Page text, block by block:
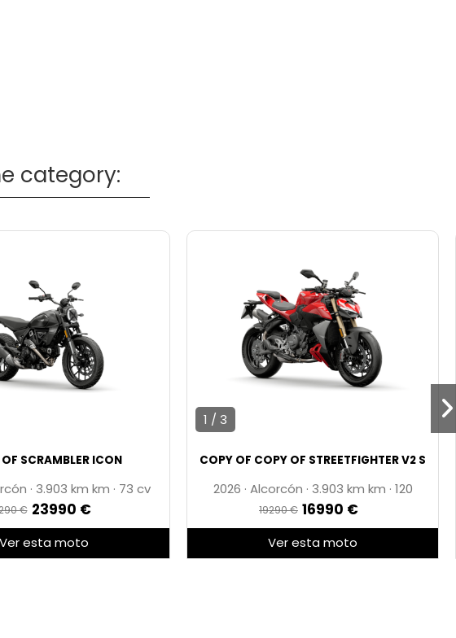
category:
SCRAMBLER ICON
· 3.903 km · 73 cv
€ 23990 €
Ver esta moto
1 / 3
COPY OF COPY OF STREETFIGHTER V2 S
2026 · Alcorcón · 3.903 km · 120
19290 € 16990 €
Ver esta moto